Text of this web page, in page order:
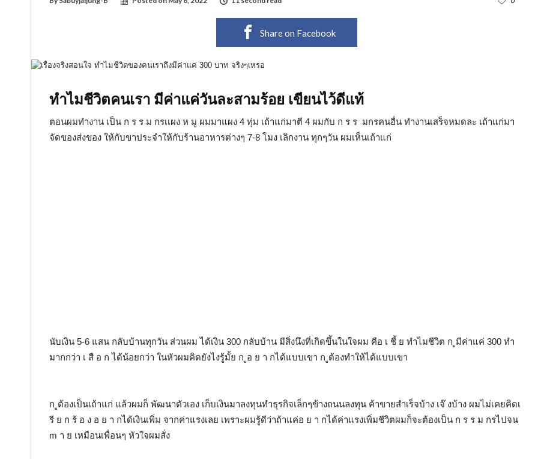
Share on Facebook
ทำไมชีวิตคนเรา มีค่าแค่วันละสามร้อย เขียนไว้ดีแท้
ตอนผมทำงาน เป็น ก ร ร ม กรเเผง ห มู ผมมาแผง 4 ทุ่ม เถ้าแก่มาตี 4 ผมกับ ก ร ร มกรคนอื่น ทำงานเสร็จหมดละ เถ้าแก่มา
จัดของส่งของ ให้กับขาประจำให้กับร้านอาหารต่างๆ 7-8 โมง เลิกงาน ทุกๆวัน ผมเห็นเถ้าแก่
นับเงิน 5-6 แสน กลับบ้านทุกวัน ส่วนผม ได้เงิน 300 กลับบ้าน มีสิ่งนึงที่เกิดขึ้นในใจผม คือ เ ชี้ ย ทำไมชีวิต ก ูมีค่าแค่ 300 ทำ
มากกว่า เ สื อ ก ได้น้อยกว่า ในหัวผมคิดยังไงรู้มั้ย ก ูอ ย า กได้แบบเขา ก ูต้องทำให้ได้แบบเขา
ก ูต้องเป็นเถ้าแก่ แล้วผมก็ พัฒนาตัวเอง เก็บเงินมาลงทุนทำธุรกิจเล็กๆข้างถนนลงทุน ค้าขายสำเร็จบ้าง เจ๊ งบ้าง ผมไม่เคยคิดเ
รี ย ก ร้ อ ง อ ย า กได้เงินเพิ่ม จากค่าแรงเลย เพราะผมรู้ดีว่าถ้าแค่อ ย า กได้ค่าแรงเพิ่มชีวิตผมก็จะต้องเป็น ก ร ร ม กรไปจน
m า ย เหมือนเพื่อนๆ หัวใจผมสั่ง